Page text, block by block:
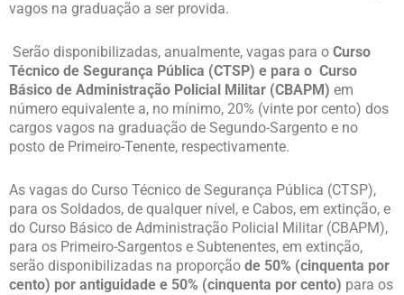
vagos na graduação a ser provida.
Serão disponibilizadas, anualmente, vagas para o Curso
Técnico de Segurança Pública (CTSP) e para o Curso
Básico de Administração Policial Militar (CBAPM) em
número equivalente a, no mínimo, 20% (vinte por cento) dos
cargos vagos na graduação de Segundo-Sargento e no
posto de Primeiro-Tenente, respectivamente.
As vagas do Curso Técnico de Segurança Pública (CTSP),
para os Soldados, de qualquer nível, e Cabos, em extinção, e
do Curso Básico de Administração Policial Militar (CBAPM),
para os Primeiro-Sargentos e Subtenentes, em extinção,
serão disponibilizadas na proporção de 50% (cinquenta por
cento) por antiguidade e 50% (cinquenta por cento) para os